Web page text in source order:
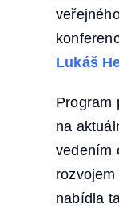
Lukáš
Program
na
vedením
nabídla